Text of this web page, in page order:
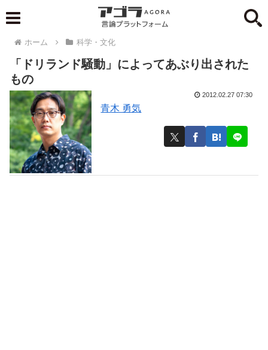
ホーム 科学・文化
「ドリランド騒動」によってあぶり出された
もの
青木 勇気
2012.02.27 07:30